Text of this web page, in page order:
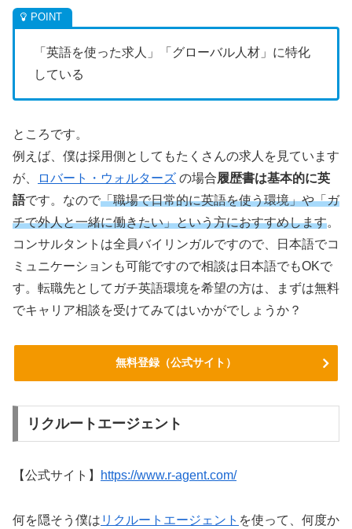
「英語を使った求人」「グローバル人材」に特化
している
ところです。
例えば、僕は採用側としてもたくさんの求人を見ています
が、
ロバート・ウォルターズ の場合履歴書は基本的に英
語です。なので「職場で日常的に英語を使う環境」や「ガ
チで外人と一緒に働きたい」という方におすすめします。
コンサルタントは全員バイリンガルですので、日本語でコ
ミュニケーションも可能ですので相談は日本語でもOKで
す。転職先としてガチ英語環境を希望の方は、まずは無料
でキャリア相談を受けてみてはいかがでしょうか？
無料登録（公式サイト）
リクルートエージェント
【公式サイト】 https://www.r-agent.com/
何を隠そう僕は リクルートエージェント を使って、何度か